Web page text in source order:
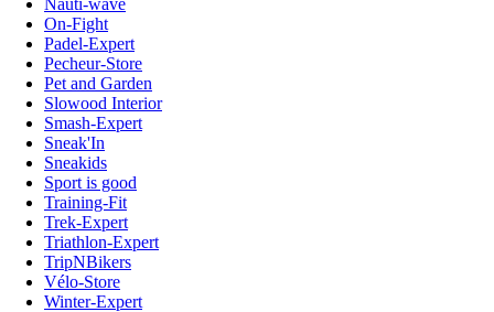
On-Fight
Padel-Expert
Pecheur-Store
Pet and Garden
Slowood Interior
Smash-Expert
Sneak'In
Sneakids
Sport is good
Training-Fit
Trek-Expert
Triathlon-Expert
TripNBikers
Vélo-Store
Winter-Expert